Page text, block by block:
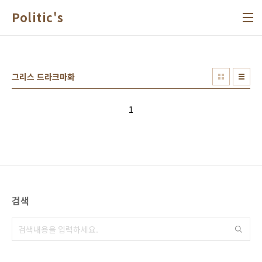
Politic's
그리스 드라크마화
1
검색